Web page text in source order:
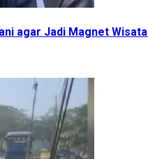
agar Jadi Magnet